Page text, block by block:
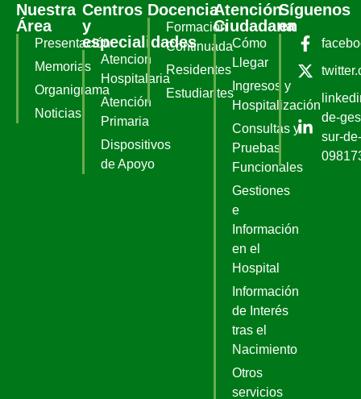
Nuestra
Área
Presentación
Memorias
Organigrama
Noticias
Centros
y
especialidades
Atencion
Hospitalaria
Atención
Primaria
Dispositivos
de Apoyo
Docencia
Formación
Continuada
Residentes
Estudiantes
Atención
Ciudadana
Cómo
Llegar
Ingresos y
Hospitalización
Consultas y
Pruebas
Funcionales
Gestiones
e
Información
en el
Hospital
Información
de Interés
tras el
Nacimiento
Otros
servicios
Síguenos
en
de-
sur-